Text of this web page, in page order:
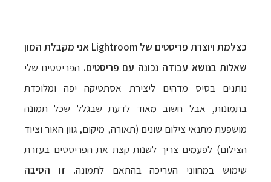
כצלמת ויוצרת פריסטים של Lightroom אני מקבלת המון
שאלות בנושא עבודה נכונה עם פריסטים. הפריסטים שלי
נותנים בסיס מדהים ליצירת אסתטיקה יפה ומלוכדת
בתמונות, אבל חשוב מאוד לדעת שבגלל שכל תמונה
מושפעת מתנאי צילום שונים (תאורה, מיקום, גוון האור וציוד
הצילום) לפעמים צריך לשנות קצת את הפריסטים בעזרת
שימוש במחווני העריכה בהתאם לתמונה. זו הסיבה